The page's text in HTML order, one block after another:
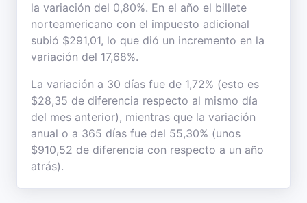
la variación del 0,80%. En el año el billete
norteamericano con el impuesto adicional
subió $291,01, lo que dió un incremento en la
variación del 17,68%.
La variación a 30 días fue de 1,72% (esto es
$28,35 de diferencia respecto al mismo día
del mes anterior), mientras que la variación
anual o a 365 días fue del 55,30% (unos
$910,52 de diferencia con respecto a un año
atrás).